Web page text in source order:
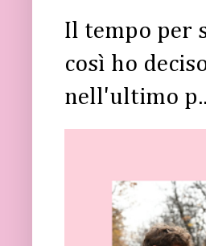
Il tempo per
così ho
nell'ultimo